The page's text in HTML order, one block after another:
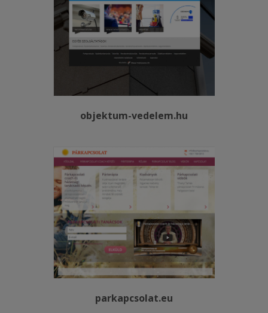
objektum-vedelem.hu
parkapcsolat.eu